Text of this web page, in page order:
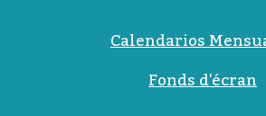
Calendarios
Fonds d'écran